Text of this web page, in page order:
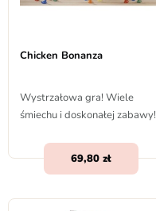
Chicken Bonanza
Wystrzałowa gra! Wiele
śmiechu i doskonałej zabawy!
69,80